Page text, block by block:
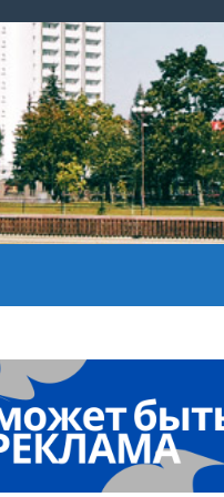
школьном питании
Дворца Независимости